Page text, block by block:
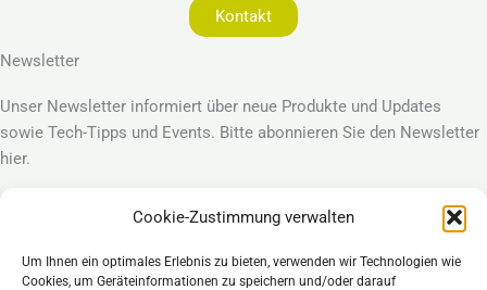
Cookie-Zustimmung verwalten
Um Ihnen ein optimales Erlebnis zu bieten, verwenden wir Technologien wie
Cookies, um Geräteinformationen zu speichern und/oder darauf
Kontakt
Newsletter
Unser Newsletter informiert über neue Produkte und Updates
sowie Tech-Tipps und Events. Bitte abonnieren Sie den Newsletter
hier.
Anmelden
Legal